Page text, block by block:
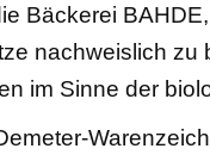
Bäckerei
nachweislich zu
im Sinne der